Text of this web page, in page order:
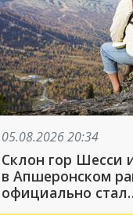
05.08.2026 20:34
Склон гор Шесси
в Апшеронском
официально стал
памятником